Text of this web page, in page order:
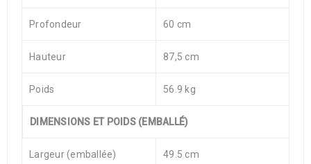
Profondeur 60 cm
Hauteur 87,5 cm
Poids 56.9 kg
DIMENSIONS ET POIDS (EMBALLÉ)
Largeur (emballée) 49.5 cm